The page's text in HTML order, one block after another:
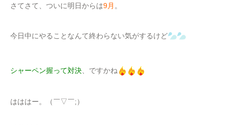
さてさて、ついに明日からは9月 。
今日中にやることなんて終わらない気がするけど
シャーペン握って対決 、ですかね
はははー。（￣▽￣;）